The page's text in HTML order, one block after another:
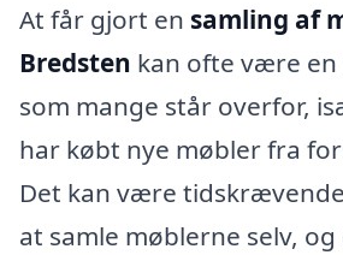
At får gjort en samling af
Bredsten kan ofte være
som mange står overfor,
har købt nye møbler fra
Det kan være
at samle møblerne selv,